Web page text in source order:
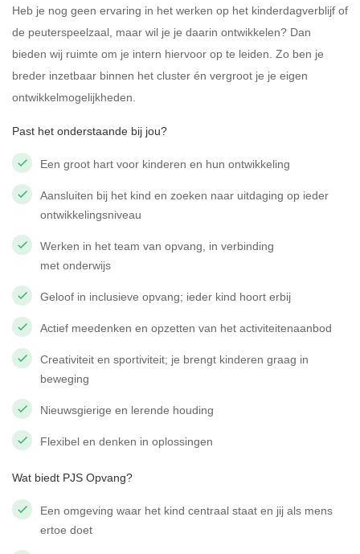
Heb je nog geen ervaring in het werken op het kinderdagverblijf of
de peuterspeelzaal, maar wil je je daarin ontwikkelen? Dan
bieden wij ruimte om je intern hiervoor op te leiden. Zo ben je
breder inzetbaar binnen het cluster én vergroot je je eigen
ontwikkelmogelijkheden.
Past het onderstaande bij jou?
Een groot hart voor kinderen en hun ontwikkeling
Aansluiten bij het kind en zoeken naar uitdaging op ieder
ontwikkelingsniveau
Werken in het team van opvang, in verbinding
met onderwijs
Geloof in inclusieve opvang; ieder kind hoort erbij
Actief meedenken en opzetten van het activiteitenaanbod
Creativiteit en sportiviteit; je brengt kinderen graag in
beweging
Nieuwsgierige en lerende houding
Flexibel en denken in oplossingen
Wat biedt PJS Opvang?
Een omgeving waar het kind centraal staat en jij als mens
ertoe doet